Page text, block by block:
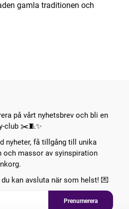
gamla traditionen och
på vårt nyhetsbrev och bli en
club ✂️🧵✨
nyheter, få tillgång till unika
och massor av syinspiration
kan avsluta när som helst! 💌
Prenumerera